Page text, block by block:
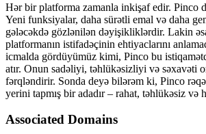
Hər bir platforma zamanla inkişaf edir. Pinco
Yeni funksiyalar, daha sürətli emal və daha
gələcəkdə gözlənilən dəyişikliklərdir. Lakin
platformanın istifadəçinin ehtiyaclarını
icmalda gördüyümüz kimi, Pinco bu
atır. Onun sadəliyi, təhlükəsizliyi və səxavəti
fərqləndirir. Sonda deyə bilərəm ki, Pinco
yerini tapmış bir adadır – rahat, təhlükəsiz və
Associated Domains